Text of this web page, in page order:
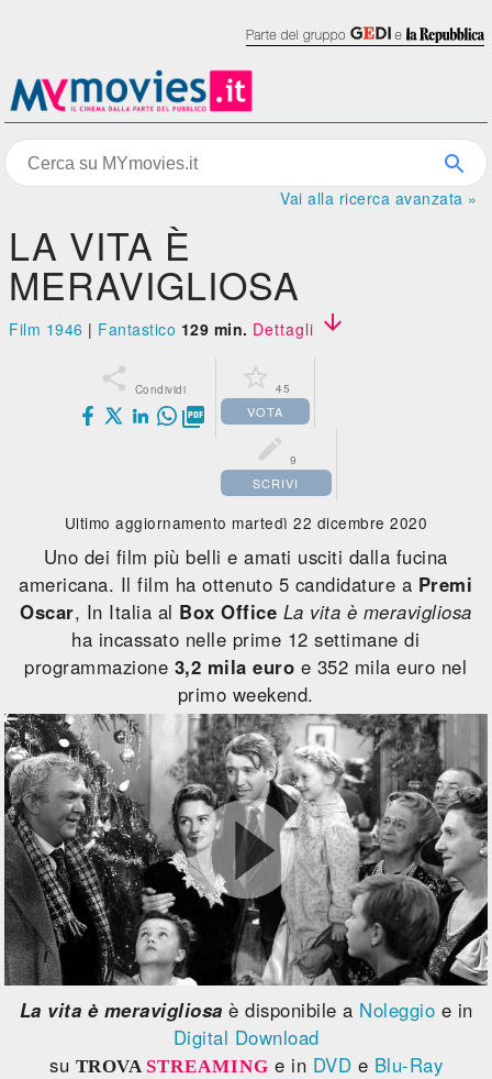
Vai alla ricerca avanzata »
LA VITA È
MERAVIGLIOSA
Film 1946 | Fantastico 129 min. Dettagli 
 Condividi

 45
VOTA
 9
SCRIVI
Ultimo aggiornamento martedì 22 dicembre 2020
Uno dei film più belli e amati usciti dalla fucina
americana. Il film ha ottenuto 5 candidature a Premi
Oscar, In Italia al Box Office La vita è meravigliosa
ha incassato nelle prime 12 settimane di
programmazione 3,2 mila euro e 352 mila euro nel
primo weekend.
La vita è meravigliosa è disponibile a Noleggio e in
Digital Download
su TROVA STREAMING e in DVD e Blu-Ray